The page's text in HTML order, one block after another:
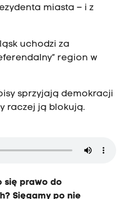
miasta – i z
uchodzi za
region w
sprzyjają demokracji
raczej ją blokują.
się prawo do
Sięgamy po nie